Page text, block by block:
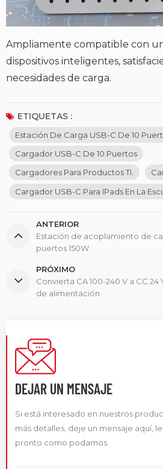
Ampliamente compatible con
dispositivos inteligentes,
necesidades de carga.
ETIQUETAS :
Estación De Carga USB-C De 10
Cargador USB-C De 10 Puertos
Cargadores Para Productos TI.
Cargador USB-C Para IPads En La
ANTERIOR
Estación de acoplamiento de
puertos 150W
PRÓXIMO
Convierta CA 100-240 V a CC
de alimentación
DEJAR UN MENSAJE
Si está interesado en nuestros
más detalles, deje un mensaje aquí,
pronto como podamos.